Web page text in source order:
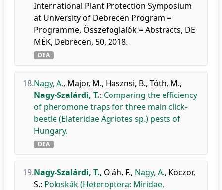
International Plant Protection Symposium
at University of Debrecen Program =
Programme, Összefoglalók = Abstracts, DE
MÉK, Debrecen, 50, 2018.
DEA
18.Nagy, A., Major, M., Hasznsi, B., Tóth, M.,
Nagy-Szalárdi, T.: Comparing the efficiency
of pheromone traps for three main click-
beetle (Elateridae Agriotes sp.) pests of
Hungary.
DEA
19.Nagy-Szalárdi, T., Oláh, F., Nagy, A., Koczor,
S.: Poloskák (Heteroptera: Miridae,